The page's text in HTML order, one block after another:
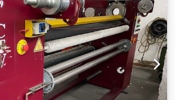
realizar una inspección en las
Uxopfx Aigoa